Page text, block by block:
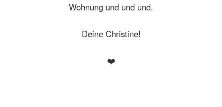
Wohnung und und und.
Deine Christine!
❤️